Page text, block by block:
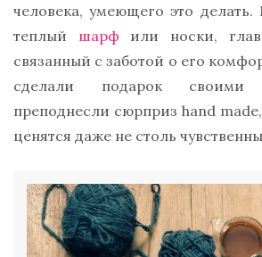
человека, умеющего это
теплый шарф или носки,
связанный с заботой о его
сделали подарок своими
преподнесли сюрприз hand
ценятся даже не столь